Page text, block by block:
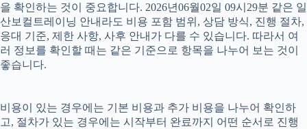
을 확인하는 것이 중요합니다. 2026년06월02일 09시29분 같은 일
산보컬트레이닝 안내라도 비용 포함 범위, 상담 방식, 진행 절차,
응대 기준, 제한 사항, 사후 안내가 다를 수 있습니다. 따라서 여
러 정보를 확인할 때는 같은 기준으로 항목을 나누어 보는 것이
좋습니다.
비용이 있는 경우에는 기본 비용과 추가 비용을 나누어 확인하
고, 절차가 있는 경우에는 시작부터 완료까지 어떤 순서로 진행